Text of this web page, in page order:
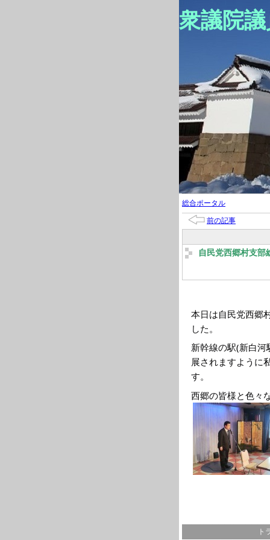
衆議院
総合ポータル
前の記事
自民党西郷村支部
本日は自民党西郷
した。
新幹線の駅(新白
展されますように
す。
西郷の皆様と色々
ト